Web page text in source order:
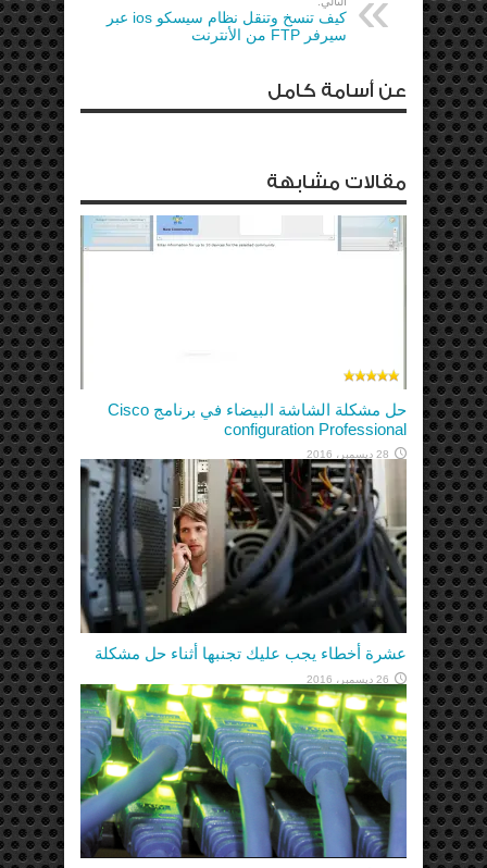
كيف تنسخ وتنقل نظام سيسكو ios عبر
سيرفر FTP من الأنترنت
عن أسامة كامل
مقالات مشابهة
حل مشكلة الشاشة البيضاء في برنامج Cisco
configuration Professional
28 ديسمبر، 2016
عشرة أخطاء يجب عليك تجنبها أثناء حل مشكلة
26 ديسمبر، 2016